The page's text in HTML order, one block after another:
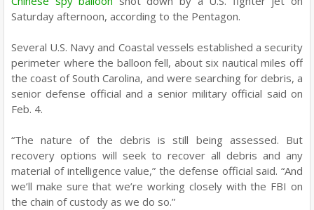
Saturday afternoon, according to the Pentagon.
Several U.S. Navy and Coastal vessels established a security
perimeter where the balloon fell, about six nautical miles off
the coast of South Carolina, and were searching for debris, a
senior defense official and a senior military official said on
Feb. 4.
“The nature of the debris is still being assessed. But
recovery options will seek to recover all debris and any
material of intelligence value,” the defense official said. “And
we’ll make sure that we’re working closely with the FBI on
the chain of custody as we do so.”